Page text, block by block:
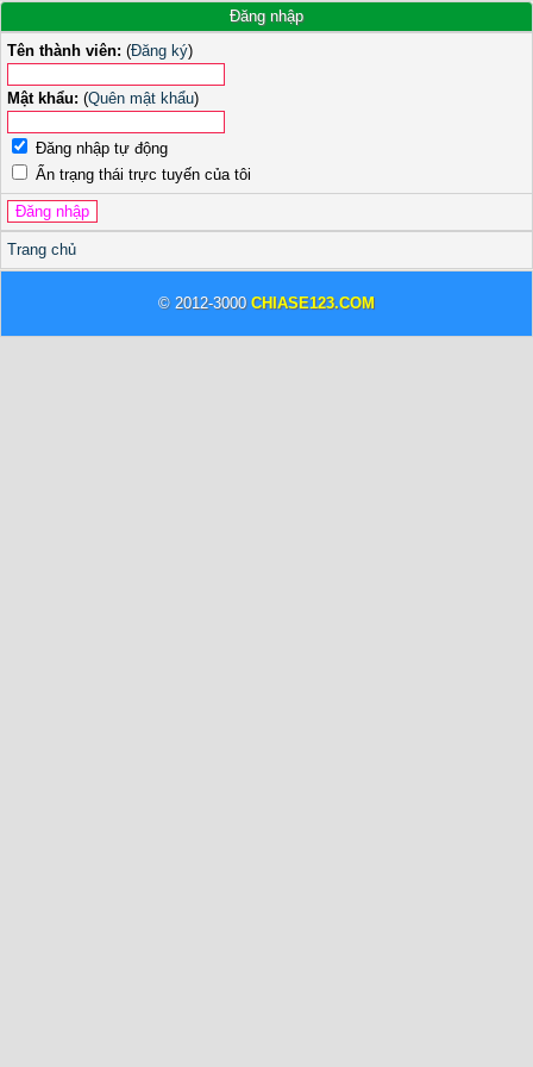
Đăng nhập
Tên thành viên: (Đăng ký)
Mật khẩu: (Quên mật khẩu)
Đăng nhập tự động
Ẩn trạng thái trực tuyến của tôi
Trang chủ
© 2012-3000 CHIASE123.COM